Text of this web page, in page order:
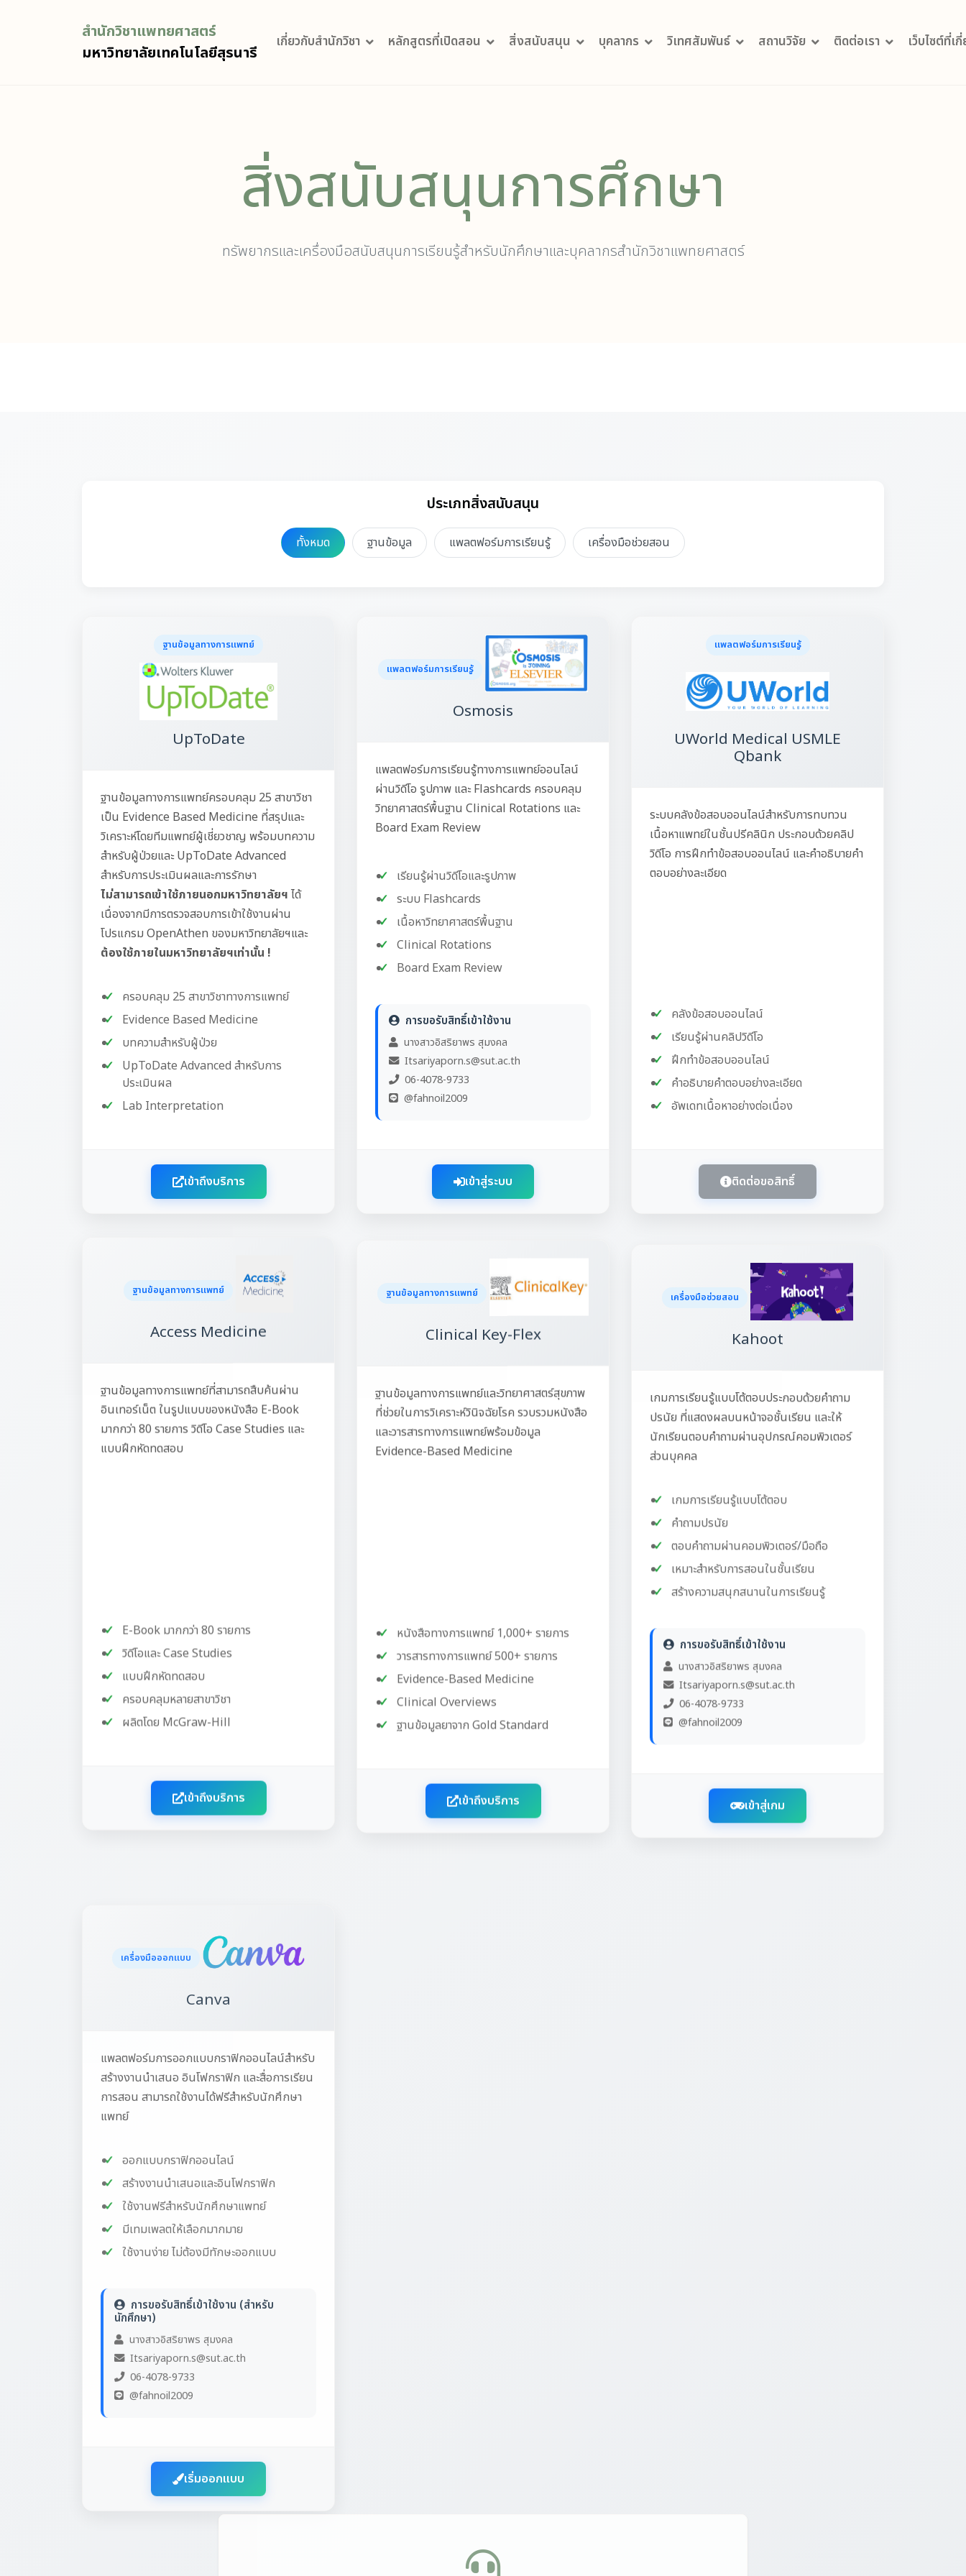
สำนักวิชาแพทยศาสตร์
มหาวิทยาลัยเทคโนโลยีสุรนารี
เกี่ยวกับสำนักวิชา หลักสูตรที่เปิดสอน สิ่งสนับสนุน บุคลากร วิเทศสัมพันธ์ สถานวิจัย ติดต่อเรา เว็บไซต์ที่เ
สิ่งสนับสนุนการศึกษา
ทรัพยากรและเครื่องมือสนับสนุนการเรียนรู้สำหรับนักศึกษาและบุคลากรสำนักวิชาแพทยศาสตร์
ประเภทสิ่งสนับสนุน
ทั้งหมด ฐานข้อมูล แพลตฟอร์มการเรียนรู้ เครื่องมือช่วยสอน
ฐานข้อมูลทางการแพทย์
UpToDate
ฐานข้อมูลทางการแพทย์ครอบคลุม 25 สาขาวิชา
เป็น Evidence Based Medicine ที่สรุปและ
วิเคราะห์โดยทีมแพทย์ผู้เชี่ยวชาญ พร้อมบทความ
สำหรับผู้ป่วยและ UpToDate Advanced
สำหรับการประเมินผลและการรักษา
ไม่สามารถเข้าใช้ภายนอกมหาวิทยาลัยฯ ได้
เนื่องจากมีการตรวจสอบการเข้าใช้งานผ่าน
โปรแกรม OpenAthen ของมหาวิทยาลัยฯและ
ต้องใช้ภายในมหาวิทยาลัยฯเท่านั้น !
ครอบคลุม 25 สาขาวิชาทางการแพทย์
Evidence Based Medicine
บทความสำหรับผู้ป่วย
UpToDate Advanced สำหรับการ
ประเมินผล
Lab Interpretation
เข้าถึงบริการ
แพลตฟอร์มการเรียนรู้
Osmosis
แพลตฟอร์มการเรียนรู้ทางการแพทย์ออนไลน์
ผ่านวิดีโอ รูปภาพ และ Flashcards ครอบคลุม
วิทยาศาสตร์พื้นฐาน Clinical Rotations และ
Board Exam Review
เรียนรู้ผ่านวิดีโอและรูปภาพ
ระบบ Flashcards
เนื้อหาวิทยาศาสตร์พื้นฐาน
Clinical Rotations
Board Exam Review
การขอรับสิทธิ์เข้าใช้งาน
นางสาวอิสริยาพร สุมงคล
Itsariyaporn.s@sut.ac.th
06-4078-9733
@fahnoil2009
เข้าสู่ระบบ
แพลตฟอร์มการเรียนรู้
UWorld Medical USMLE
Qbank
ระบบคลังข้อสอบออนไลน์สำหรับการทบทวน
เนื้อหาแพทย์ในชั้นปรีคลินิก ประกอบด้วยคลิป
วิดีโอ การฝึกทำข้อสอบออนไลน์ และคำอธิบายคำ
ตอบอย่างละเอียด
คลังข้อสอบออนไลน์
เรียนรู้ผ่านคลิปวิดีโอ
ฝึกทำข้อสอบออนไลน์
คำอธิบายคำตอบอย่างละเอียด
อัพเดทเนื้อหาอย่างต่อเนื่อง
ติดต่อขอสิทธิ์
ฐานข้อมูลทางการแพทย์
Access Medicine
ฐานข้อมูลทางการแพทย์ที่สามารถสืบค้นผ่าน
อินเทอร์เน็ต ในรูปแบบของหนังสือ E-Book
มากกว่า 80 รายการ วิดีโอ Case Studies และ
แบบฝึกหัดทดสอบ
E-Book มากกว่า 80 รายการ
วิดีโอและ Case Studies
แบบฝึกหัดทดสอบ
ครอบคลุมหลายสาขาวิชา
ผลิตโดย McGraw-Hill
เข้าถึงบริการ
ฐานข้อมูลทางการแพทย์
Clinical Key-Flex
ฐานข้อมูลทางการแพทย์และวิทยาศาสตร์สุขภาพ
ที่ช่วยในการวิเคราะห์วินิจฉัยโรค รวบรวมหนังสือ
และวารสารทางการแพทย์พร้อมข้อมูล
Evidence-Based Medicine
หนังสือทางการแพทย์ 1,000+ รายการ
วารสารทางการแพทย์ 500+ รายการ
Evidence-Based Medicine
Clinical Overviews
ฐานข้อมูลยาจาก Gold Standard
เข้าถึงบริการ
เครื่องมือช่วยสอน
Kahoot
เกมการเรียนรู้แบบโต้ตอบประกอบด้วยคำถาม
ปรนัย ที่แสดงผลบนหน้าจอชั้นเรียน และให้
นักเรียนตอบคำถามผ่านอุปกรณ์คอมพิวเตอร์
ส่วนบุคคล
เกมการเรียนรู้แบบโต้ตอบ
คำถามปรนัย
ตอบคำถามผ่านคอมพิวเตอร์/มือถือ
เหมาะสำหรับการสอนในชั้นเรียน
สร้างความสนุกสนานในการเรียนรู้
การขอรับสิทธิ์เข้าใช้งาน
Itsariyaporn.s@sut.ac.th
06-4078-9733
เข้าสู่เกม
Canva
แพลตฟอร์มการออกแบบกราฟิกออนไลน์สำหรับ
แพทย์
ออกแบบกราฟิกออนไลน์
ใช้งานฟรีสำหรับนักศึกษาแพทย์
มีเทมเพลตให้เลือกมากมาย
ใช้งานง่าย ไม่ต้องมีทักษะออกแบบ
การขอรับสิทธิ์เข้าใช้งาน (สำหรับ
Itsariyaporn.s@sut.ac.th
06-4078-9733
@fahnoil2009
ติดต่อสอบถามข้อมูลเพิ่มเติม